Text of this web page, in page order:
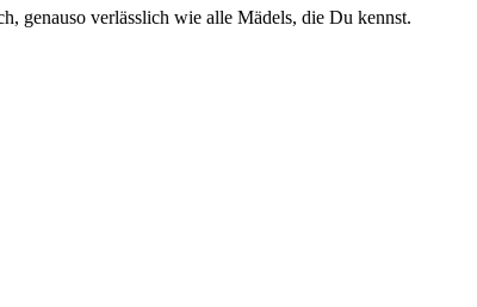
genauso verlässlich wie alle Mädels, die Du kennst.